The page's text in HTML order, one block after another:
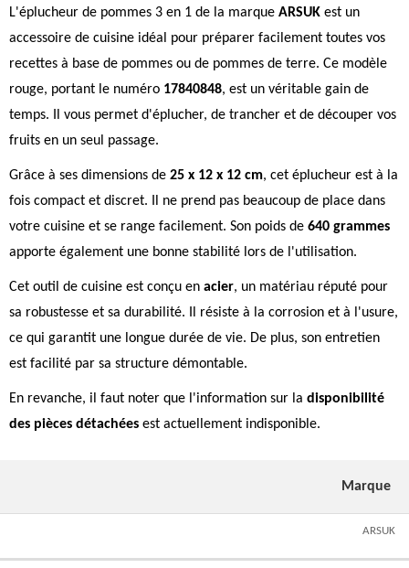
L'éplucheur de pommes 3 en 1 de la marque ARSUK est un
accessoire de cuisine idéal pour préparer facilement toutes vos
recettes à base de pommes ou de pommes de terre. Ce modèle
rouge, portant le numéro 17840848, est un véritable gain de
temps. Il vous permet d'éplucher, de trancher et de découper vos
fruits en un seul passage.
Grâce à ses dimensions de 25 x 12 x 12 cm, cet éplucheur est à la
fois compact et discret. Il ne prend pas beaucoup de place dans
votre cuisine et se range facilement. Son poids de 640 grammes
apporte également une bonne stabilité lors de l'utilisation.
Cet outil de cuisine est conçu en acier, un matériau réputé pour
sa robustesse et sa durabilité. Il résiste à la corrosion et à l'usure,
ce qui garantit une longue durée de vie. De plus, son entretien
est facilité par sa structure démontable.
En revanche, il faut noter que l'information sur la disponibilité
des pièces détachées est actuellement indisponible.
Marque
ARSUK